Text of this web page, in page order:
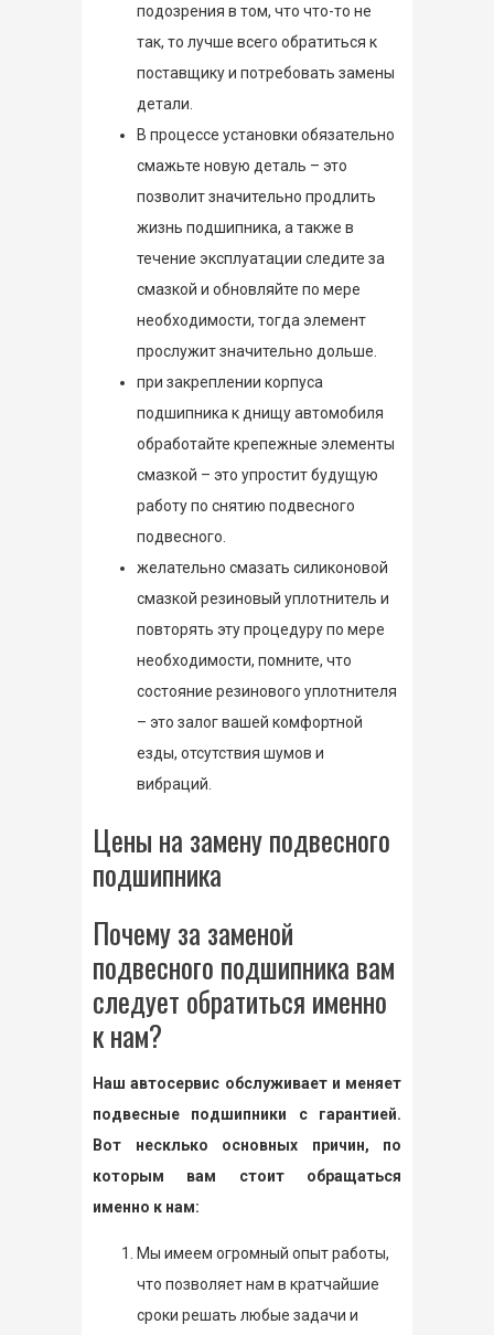
подозрения в том, что что-то не
так, то лучше всего обратиться к
поставщику и потребовать замены
детали.
В процессе установки обязательно
смажьте новую деталь – это
позволит значительно продлить
жизнь подшипника, а также в
течение эксплуатации следите за
смазкой и обновляйте по мере
необходимости, тогда элемент
прослужит значительно дольше.
при закреплении корпуса
подшипника к днищу автомобиля
обработайте крепежные элементы
смазкой – это упростит будущую
работу по снятию подвесного
подвесного.
желательно смазать силиконовой
смазкой резиновый уплотнитель и
повторять эту процедуру по мере
необходимости, помните, что
состояние резинового уплотнителя
– это залог вашей комфортной
езды, отсутствия шумов и
вибраций.
Цены на замену подвесного
подшипника
Почему за заменой
подвесного подшипника вам
следует обратиться именно
к нам?
Наш автосервис обслуживает и меняет
подвесные подшипники с гарантией.
Вот несклько основных причин, по
которым вам стоит обращаться
именно к нам:
Мы имеем огромный опыт работы,
что позволяет нам в кратчайшие
сроки решать любые задачи и